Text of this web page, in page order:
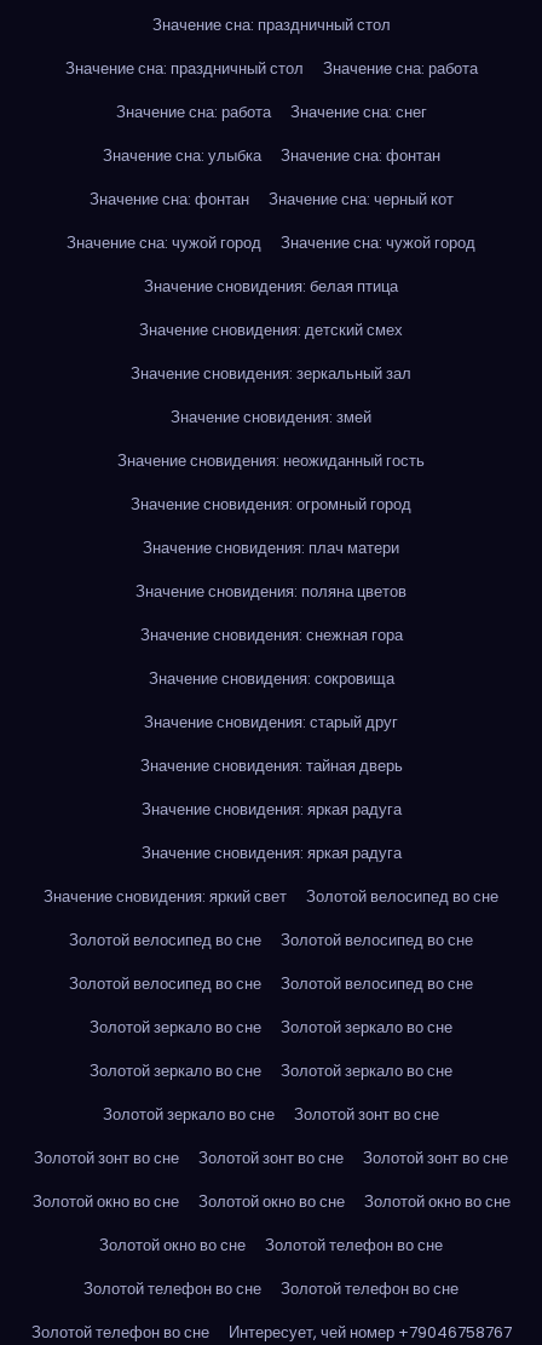
Значение сна: праздничный стол
Значение сна: праздничный стол
Значение сна: работа
Значение сна: работа
Значение сна: снег
Значение сна: улыбка
Значение сна: фонтан
Значение сна: фонтан
Значение сна: черный кот
Значение сна: чужой город
Значение сна: чужой город
Значение сновидения: белая птица
Значение сновидения: детский смех
Значение сновидения: зеркальный зал
Значение сновидения: змей
Значение сновидения: неожиданный гость
Значение сновидения: огромный город
Значение сновидения: плач матери
Значение сновидения: поляна цветов
Значение сновидения: снежная гора
Значение сновидения: сокровища
Значение сновидения: старый друг
Значение сновидения: тайная дверь
Значение сновидения: яркая радуга
Значение сновидения: яркая радуга
Значение сновидения: яркий свет
Золотой велосипед во сне
Золотой велосипед во сне
Золотой велосипед во сне
Золотой велосипед во сне
Золотой велосипед во сне
Золотой зеркало во сне
Золотой зеркало во сне
Золотой зеркало во сне
Золотой зеркало во сне
Золотой зеркало во сне
Золотой зонт во сне
Золотой зонт во сне
Золотой зонт во сне
Золотой зонт во сне
Золотой окно во сне
Золотой окно во сне
Золотой окно во сне
Золотой окно во сне
Золотой телефон во сне
Золотой телефон во сне
Золотой телефон во сне
Золотой телефон во сне
Интересует, чей номер +79046758767